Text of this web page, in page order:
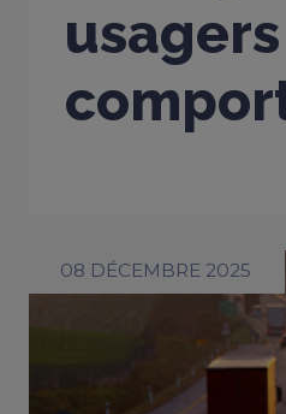
08 DÉCEMBRE 2025